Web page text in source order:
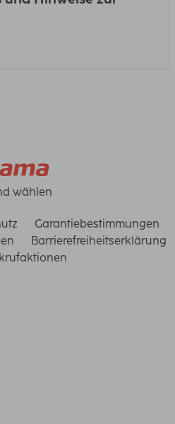
wählen
Garantiebestimmungen
Barrierefreiheitserklärung